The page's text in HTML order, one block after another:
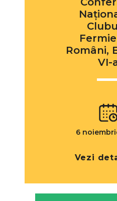
Români,
VI-
6
Vezi